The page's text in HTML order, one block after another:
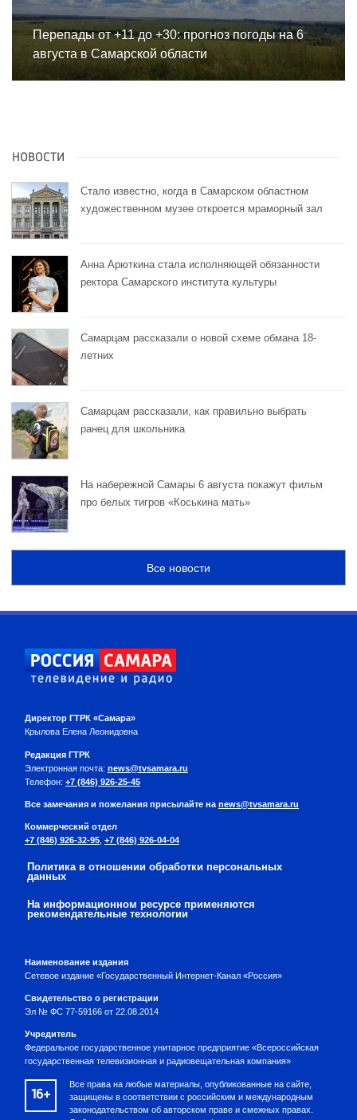
Перепады от +11 до +30: прогноз погоды на 6
августа в Самарской области
НОВОСТИ
Стало известно, когда в Самарском областном
художественном музее откроется мраморный зал
Анна Арюткина стала исполняющей обязанности
ректора Самарского института культуры
Самарцам рассказали о новой схеме обмана 18-
летних
Самарцам рассказали, как правильно выбрать
ранец для школьника
На набережной Самары 6 августа покажут фильм
про белых тигров «Коськина мать»
Все новости
Директор ГТРК «Самара»
Крылова Елена Леонидовна
Редакция ГТРК
Электронная почта: news@tvsamara.ru
Телефон: +7 (846) 926-25-45
Все замечания и пожелания присылайте на news@tvsamara.ru
Коммерческий отдел
+7 (846) 926-32-95 +7 (846) 926-04-04
Политика в отношении обработки персональных
данных
На информационном ресурсе применяются
рекомендательные технологии
Наименование издания
Сетевое издание «Государственный Интернет-Канал «Россия»
Свидетельство о регистрации
Эл № ФС 77-59166 от 22.08.2014
Учредитель
Федеральное государственное унитарное предприятие «Всероссийская
государственная телевизионная и радиовещательная компания»
16+
Все права на любые материалы, опубликованные на сайте,
защищены в соответствии с российским и международным
законодательством об авторском праве и смежных правах.